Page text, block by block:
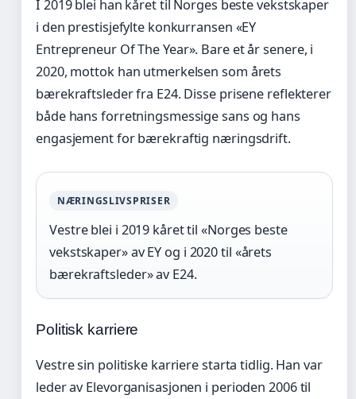
I 2019 blei han kåret til Norges beste vekstskaper
i den prestisjefylte konkurransen «EY
Entrepreneur Of The Year». Bare et år senere, i
2020, mottok han utmerkelsen som årets
bærekraftsleder fra E24. Disse prisene reflekterer
både hans forretningsmessige sans og hans
engasjement for bærekraftig næringsdrift.
NÆRINGSLIVSPRISER
Vestre blei i 2019 kåret til «Norges beste
vekstskaper» av EY og i 2020 til «årets
bærekraftsleder» av E24.
Politisk karriere
Vestre sin politiske karriere starta tidlig. Han var
leder av Elevorganisasjonen i perioden 2006 til